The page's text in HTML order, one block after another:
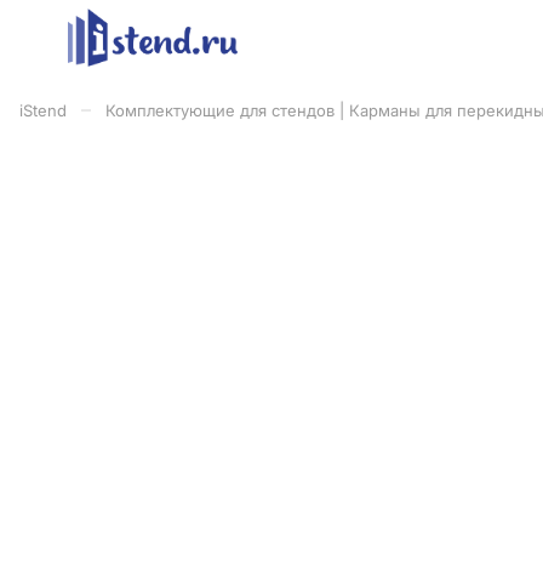
iStend Комплектующие для стендов | Карманы для